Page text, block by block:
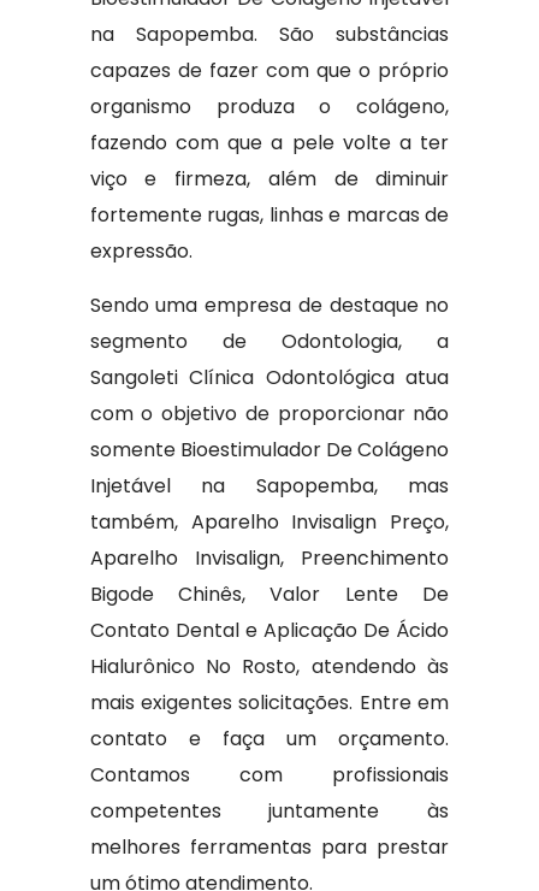
na Sapopemba. São substâncias
capazes de fazer com que o próprio
organismo produza o colágeno,
fazendo com que a pele volte a ter
viço e firmeza, além de diminuir
fortemente rugas, linhas e marcas de
expressão.
Sendo uma empresa de destaque no
segmento de Odontologia, a
Sangoleti Clínica Odontológica atua
com o objetivo de proporcionar não
somente Bioestimulador De Colágeno
Injetável na Sapopemba, mas
também, Aparelho Invisalign Preço,
Aparelho Invisalign, Preenchimento
Bigode Chinês, Valor Lente De
Contato Dental e Aplicação De Ácido
Hialurônico No Rosto, atendendo às
mais exigentes solicitações. Entre em
contato e faça um orçamento.
Contamos com profissionais
competentes juntamente às
melhores ferramentas para prestar
um ótimo atendimento.